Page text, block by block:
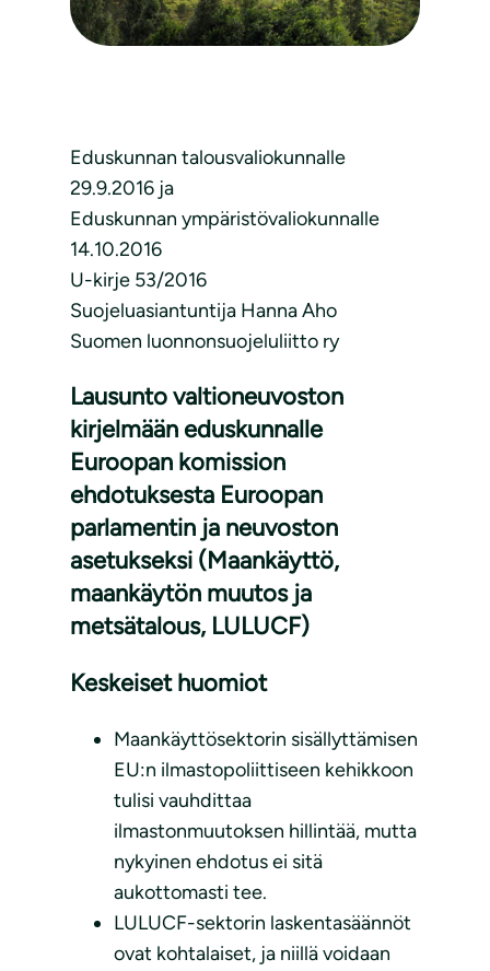
Eduskunnan talousvaliokunnalle
29.9.2016 ja
Eduskunnan ympäristövaliokunnalle
14.10.2016
U-kirje 53/2016
Suojeluasiantuntija Hanna Aho
Suomen luonnonsuojeluliitto ry
Lausunto valtioneuvoston
kirjelmään eduskunnalle
Euroopan komission
ehdotuksesta Euroopan
parlamentin ja neuvoston
asetukseksi (Maankäyttö,
maankäytön muutos ja
metsätalous, LULUCF)
Keskeiset huomiot
Maankäyttösektorin sisällyttämisen
EU:n ilmastopoliittiseen kehikkoon
tulisi vauhdittaa
ilmastonmuutoksen hillintää, mutta
nykyinen ehdotus ei sitä
aukottomasti tee.
LULUCF-sektorin laskentasäännöt
ovat kohtalaiset, ja niillä voidaan